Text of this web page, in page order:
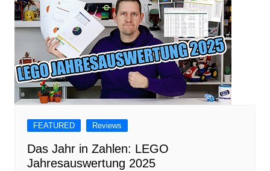
FEATURED Reviews
Das Jahr in Zahlen: LEGO
Jahresauswertung 2025